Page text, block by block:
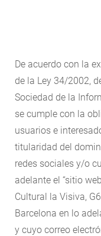
De acuerdo con la
de la Ley 34/2002,
Sociedad de la
se cumple con la
usuarios e
titularidad del
redes sociales y/o
adelante el “sitio
Cultural la Visiva,
Barcelona en lo
y cuyo correo